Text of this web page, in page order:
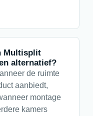
Multisplit
alternatief?
de ruimte
aanbiedt,
montage
kamers